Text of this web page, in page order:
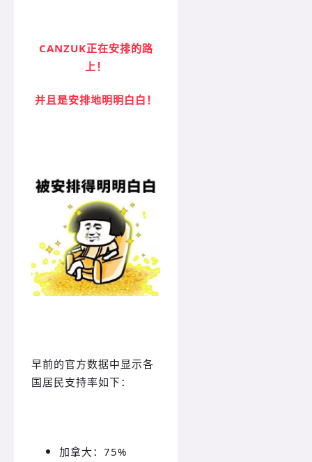
CANZUK正在安排的路
上！
并且是安排地明明白白！
早前的官方数据中显示各
国居民支持率如下：
加拿大：75%